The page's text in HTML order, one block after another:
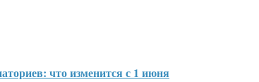
что изменится с 1 июня